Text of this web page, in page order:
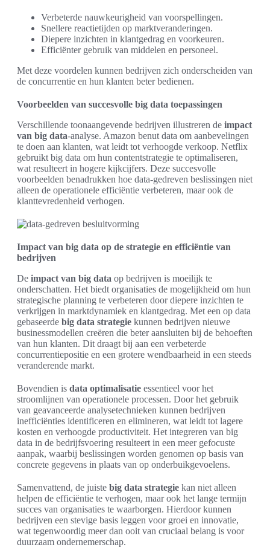
Verbeterde nauwkeurigheid van voorspellingen.
Snellere reactietijden op marktveranderingen.
Diepere inzichten in klantgedrag en voorkeuren.
Efficiënter gebruik van middelen en personeel.
Met deze voordelen kunnen bedrijven zich onderscheiden van
de concurrentie en hun klanten beter bedienen.
Voorbeelden van succesvolle big data toepassingen
Verschillende toonaangevende bedrijven illustreren de impact
van big data-analyse. Amazon benut data om aanbevelingen
te doen aan klanten, wat leidt tot verhoogde verkoop. Netflix
gebruikt big data om hun contentstrategie te optimaliseren,
wat resulteert in hogere kijkcijfers. Deze succesvolle
voorbeelden benadrukken hoe data-gedreven beslissingen niet
alleen de operationele efficiëntie verbeteren, maar ook de
klanttevredenheid verhogen.
Impact van big data op de strategie en efficiëntie van
bedrijven
De impact van big data op bedrijven is moeilijk te
onderschatten. Het biedt organisaties de mogelijkheid om hun
strategische planning te verbeteren door diepere inzichten te
verkrijgen in marktdynamiek en klantgedrag. Met een op data
gebaseerde big data strategie kunnen bedrijven nieuwe
businessmodellen creëren die beter aansluiten bij de behoeften
van hun klanten. Dit draagt bij aan een verbeterde
concurrentiepositie en een grotere wendbaarheid in een steeds
veranderende markt.
Bovendien is data optimalisatie essentieel voor het
stroomlijnen van operationele processen. Door het gebruik
van geavanceerde analysetechnieken kunnen bedrijven
inefficiënties identificeren en elimineren, wat leidt tot lagere
kosten en verhoogde productiviteit. Het integreren van big
data in de bedrijfsvoering resulteert in een meer gefocuste
aanpak, waarbij beslissingen worden genomen op basis van
concrete gegevens in plaats van op onderbuikgevoelens.
Samenvattend, de juiste big data strategie kan niet alleen
helpen de efficiëntie te verhogen, maar ook het lange termijn
succes van organisaties te waarborgen. Hierdoor kunnen
bedrijven een stevige basis leggen voor groei en innovatie,
wat tegenwoordig meer dan ooit van cruciaal belang is voor
duurzaam ondernemerschap.